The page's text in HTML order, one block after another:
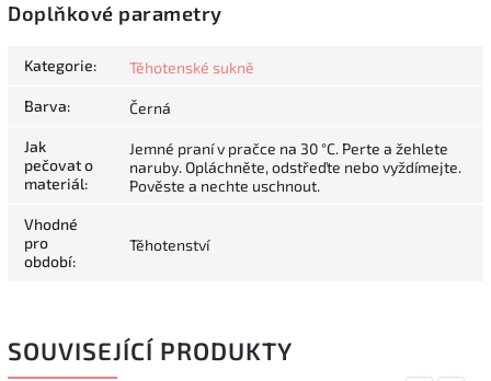
Doplňkové parametry
Kategorie: Těhotenské sukně
Barva: Černá
Jak
pečovat o
materiál:
Jemné praní v pračce na 30 °C. Perte a žehlete
naruby. Opláchněte, odstřeďte nebo vyždímejte.
Pověste a nechte uschnout.
Vhodné
pro
období:
Těhotenství
SOUVISEJÍCÍ PRODUKTY